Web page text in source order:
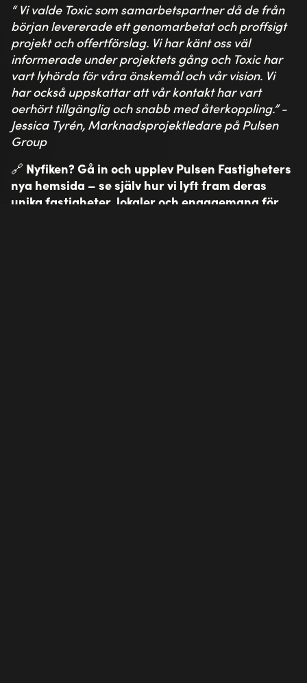
“ Vi valde Toxic som samarbetspartner då de från
början levererade ett genomarbetat och proffsigt
projekt och offertförslag. Vi har känt oss väl
informerade under projektets gång och Toxic har
vart lyhörda för våra önskemål och vår vision. Vi
har också uppskattar att vår kontakt har vart
oerhört tillgänglig och snabb med återkoppling.” -
Jessica Tyrén, Marknadsprojektledare på Pulsen
Group
🔗 Nyfiken? Gå in och upplev Pulsen Fastigheters
nya hemsida – se själv hur vi lyft fram deras
unika fastigheter, lokaler och engagemang för